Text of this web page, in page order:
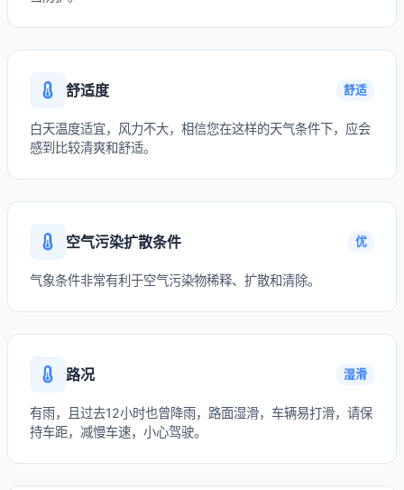
舒适度 舒适
白天温度适宜，风力不大，相信您在这样的天气条件下，应会
感到比较清爽和舒适。
空气污染扩散条件 优
气象条件非常有利于空气污染物稀释、扩散和清除。
路况 湿滑
有雨，且过去12小时也曾降雨，路面湿滑，车辆易打滑，请保
持车距，减慢车速，小心驾驶。